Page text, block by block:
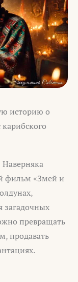
историю о
фильм «Змей и
загадочных
превращать
продавать